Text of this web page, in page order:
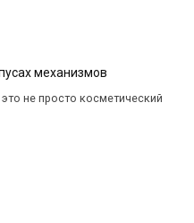
механизмов
не просто косметический